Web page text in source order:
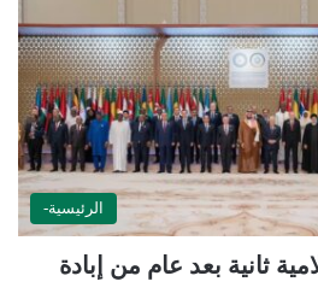
الرئيسية-
ثانية بعد عام من إبادة